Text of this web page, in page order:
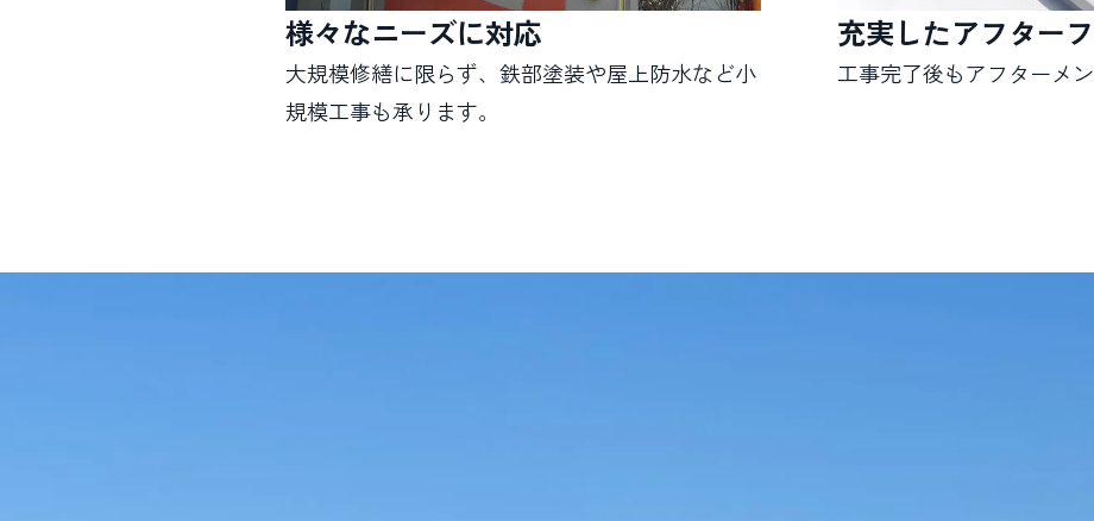
様々なニーズに対応
大規模修繕に限らず、鉄部塗装や屋上防水など小
規模工事も承ります。
充実したアフター
工事完了後もアフターメ